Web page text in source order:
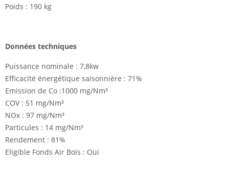
Poids : 190 kg
Données techniques
Puissance nominale : 7,8kw
Efficacité énergétique saisonnière : 71%
Emission de Co :1000 mg/Nm³
COV : 51 mg/Nm³
NOx : 97 mg/Nm³
Particules : 14 mg/Nm³
Rendement : 81%
Eligible Fonds Air Bois : Oui